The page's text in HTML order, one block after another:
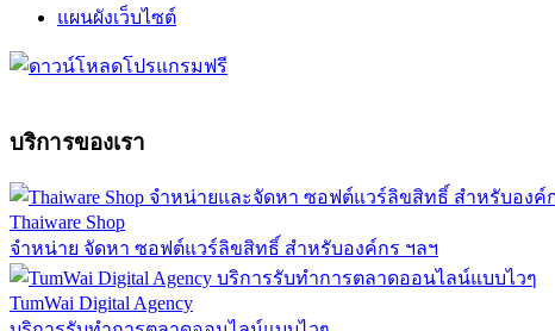
แผนผังเว็บไซต์
บริการของเรา
Thaiware Shop
จำหน่าย จัดหา ซอฟต์แวร์ลิขสิทธิ์ สำหรับองค์กร ฯลฯ
TumWai Digital Agency